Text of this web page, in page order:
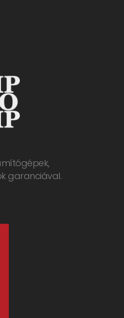
garanciával.